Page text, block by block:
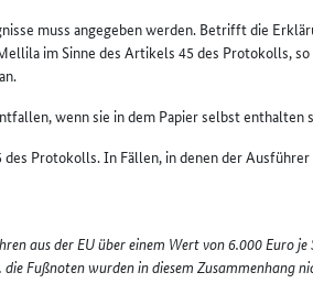
muss angegeben werden. Betrifft die
im Sinne des Artikels 45 des Protokolls,
wenn sie in dem Papier selbst enthalten
Protokolls. In Fällen, in denen der
aus der EU über einem Wert von 6.000 Euro
Fußnoten wurden in diesem Zusammenhang